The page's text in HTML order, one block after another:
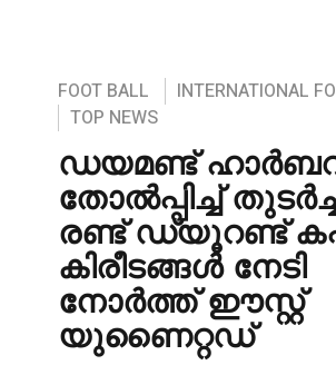
FOOT BALL
INTERNATIONAL
TOP NEWS
ഡയമണ്ട്
തോൽപ്പിച്ച്
രണ്ട് ഡ്യൂറണ്ട്
കിരീടങ്ങൾ നേടി
നോർത്ത് ഈസ്റ്റ്
യുണൈറ്റഡ്